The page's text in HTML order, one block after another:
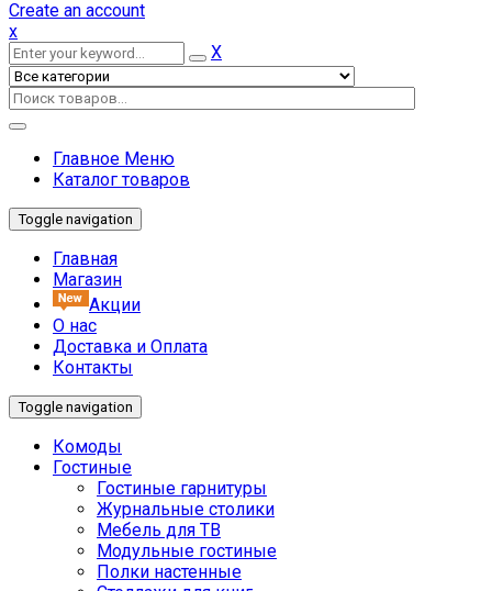
Create an account
x
X
Главное Меню
Каталог товаров
Toggle navigation
Главная
Магазин
Акции
О нас
Доставка и Оплата
Контакты
Toggle navigation
Комоды
Гостиные
Гостиные гарнитуры
Журнальные столики
Мебель для ТВ
Модульные гостиные
Полки настенные